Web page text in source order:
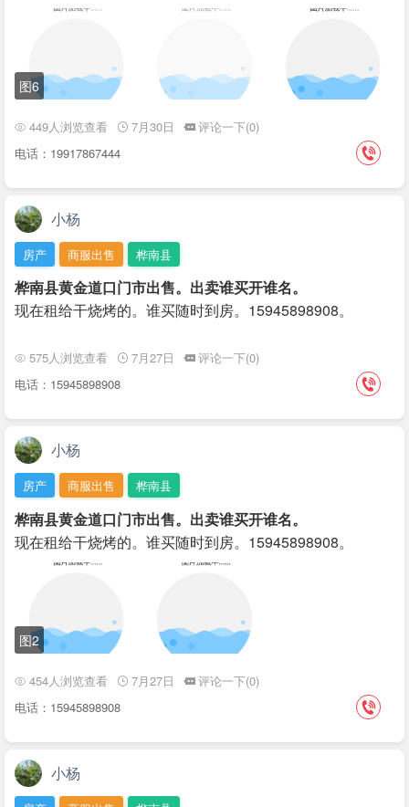
图6
449人浏览查看 7月30日
评论一下(0)
电话：19917867444
小杨
房产 商服出售 桦南县
桦南县黄金道口门市出售。出卖谁买开谁名。
现在租给干烧烤的。谁买随时到房。15945898908。
575人浏览查看 7月27日
评论一下(0)
电话：15945898908
小杨
房产 商服出售 桦南县
桦南县黄金道口门市出售。出卖谁买开谁名。
现在租给干烧烤的。谁买随时到房。15945898908。
图2
454人浏览查看 7月27日
评论一下(0)
电话：15945898908
小杨